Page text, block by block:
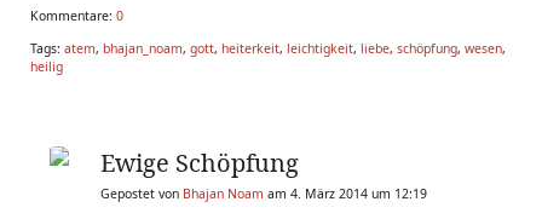
Kommentare: 0
Tags: atem, bhajan_noam, gott, heiterkeit, leichtigkeit, liebe, schöpfung, wesen,
heilig
Ewige Schöpfung
Gepostet von Bhajan Noam am 4. März 2014 um 12:19